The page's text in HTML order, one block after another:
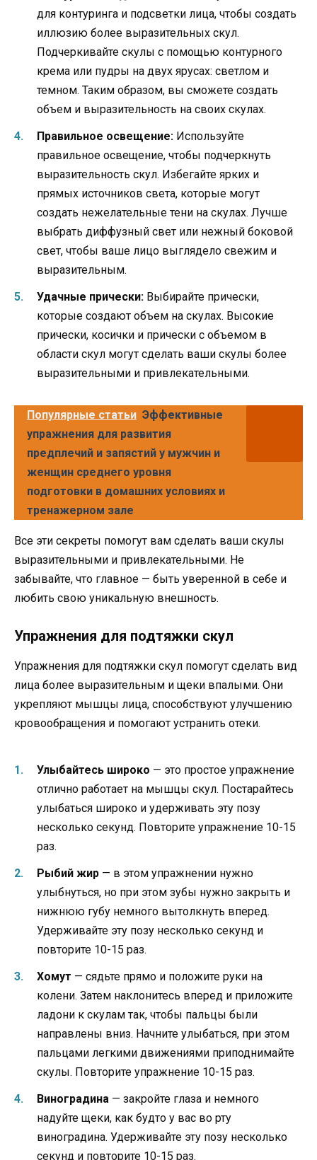
для контуринга и подсветки лица, чтобы создать
иллюзию более выразительных скул.
Подчеркивайте скулы с помощью контурного
крема или пудры на двух ярусах: светлом и
темном. Таким образом, вы сможете создать
объем и выразительность на своих скулах.
Правильное освещение: Используйте
правильное освещение, чтобы подчеркнуть
выразительность скул. Избегайте ярких и
прямых источников света, которые могут
создать нежелательные тени на скулах. Лучше
выбрать диффузный свет или нежный боковой
свет, чтобы ваше лицо выглядело свежим и
выразительным.
Удачные прически: Выбирайте прически,
которые создают объем на скулах. Высокие
прически, косички и прически с объемом в
области скул могут сделать ваши скулы более
выразительными и привлекательными.
Популярные статьи Эффективные
упражнения для развития
предплечий и запястий у мужчин и
женщин среднего уровня
подготовки в домашних условиях и
тренажерном зале
Все эти секреты помогут вам сделать ваши скулы
выразительными и привлекательными. Не
забывайте, что главное — быть уверенной в себе и
любить свою уникальную внешность.
Упражнения для подтяжки скул
Упражнения для подтяжки скул помогут сделать вид
лица более выразительным и щеки впалыми. Они
укрепляют мышцы лица, способствуют улучшению
кровообращения и помогают устранить отеки.
Улыбайтесь широко — это простое упражнение
отлично работает на мышцы скул. Постарайтесь
улыбаться широко и удерживать эту позу
несколько секунд. Повторите упражнение 10-15
раз.
Рыбий жир — в этом упражнении нужно
улыбнуться, но при этом зубы нужно закрыть и
нижнюю губу немного вытолкнуть вперед.
Удерживайте эту позу несколько секунд и
повторите 10-15 раз.
Хомут — сядьте прямо и положите руки на
колени. Затем наклонитесь вперед и приложите
ладони к скулам так, чтобы пальцы были
направлены вниз. Начните улыбаться, при этом
пальцами легкими движениями приподнимайте
скулы. Повторите упражнение 10-15 раз.
Виноградина — закройте глаза и немного
надуйте щеки, как будто у вас во рту
виноградина. Удерживайте эту позу несколько
секунд и повторите 10-15 раз.